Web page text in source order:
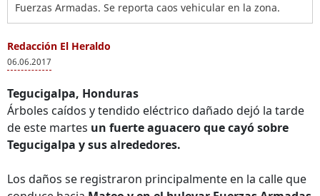
Fuerzas Armadas. Se reporta caos vehicular en la zona.
Redacción El Heraldo
06.06.2017
Tegucigalpa, Honduras
Árboles caídos y tendido eléctrico dañado dejó la tarde
de este martes un fuerte aguacero que cayó sobre
Tegucigalpa y sus alrededores.
Los daños se registraron principalmente en la calle que